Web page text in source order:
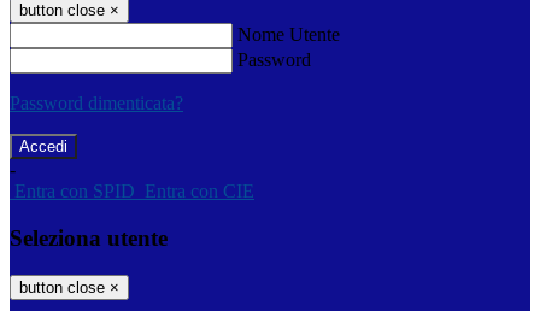
button close ×
Nome Utente
Password
Password dimenticata?
-
Entra con SPID Entra con CIE
Seleziona utente
button close ×